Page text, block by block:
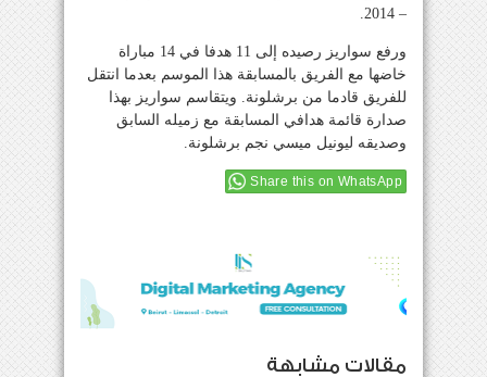
– 2014.
ورفع سواريز رصيده إلى 11 هدفا في 14 مباراة
خاضها مع الفريق بالمسابقة هذا الموسم بعدما انتقل
للفريق قادما من برشلونة. ويتقاسم سواريز بهذا
صدارة قائمة هدافي المسابقة مع زميله السابق
وصديقه ليونيل ميسي نجم برشلونة.
Share this on WhatsApp
مقالات مشابهة